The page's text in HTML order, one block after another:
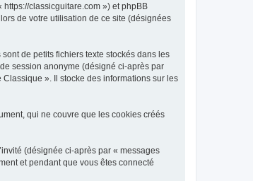
classicguitare.com ») et phpBB
de votre utilisation de ce site (désignées
de petits fichiers texte stockés dans les
session anonyme (désigné ci-après par
». Il stocke des informations sur les
qui ne couvre que les cookies créés
(désignée ci-après par « messages
et pendant que vous êtes connecté